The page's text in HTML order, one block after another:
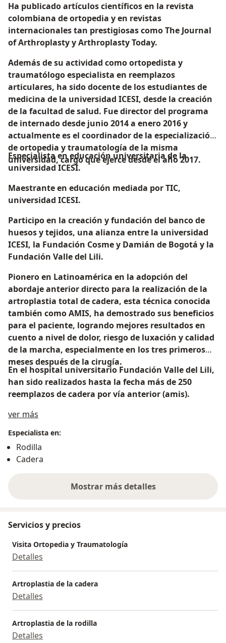
Ha publicado artículos científicos en la revista
colombiana de ortopedia y en revistas
internacionales tan prestigiosas como The Journal
of Arthroplasty y Arthroplasty Today.
Además de su actividad como ortopedista y
traumatólogo especialista en reemplazos
articulares, ha sido docente de los estudiantes de
medicina de la universidad ICESI, desde la creación
de la facultad de salud. Fue director del programa
de internado desde junio 2014 a enero 2016 y
actualmente es el coordinador de la especialización
de ortopedia y traumatología de la misma
universidad, cargo que ejerce desde el año 2017.
Especialista en educación universitaria de la
universidad ICESI.
Maestrante en educación mediada por TIC,
universidad ICESI.
Participo en la creación y fundación del banco de
huesos y tejidos, una alianza entre la universidad
ICESI, la Fundación Cosme y Damián de Bogotá y la
Fundación Valle del Lili.
Pionero en Latinoamérica en la adopción del
abordaje anterior directo para la realización de la
artroplastia total de cadera, esta técnica conocida
también como AMIS, ha demostrado sus beneficios
para el paciente, logrando mejores resultados en
cuento a nivel de dolor, riesgo de luxación y calidad
de la marcha, especialmente en los tres primeros
meses después de la cirugía.
En el hospital universitario Fundación Valle del Lili,
han sido realizados hasta la fecha más de 250
reemplazos de cadera por vía anterior (amis).
ver más
Especialista en:
Rodilla
Cadera
Mostrar más detalles
sobre la experiencia
Servicios y precios
Visita Ortopedia y Traumatología
Detalles
Artroplastia de la cadera
Detalles
Artroplastia de la rodilla
Detalles